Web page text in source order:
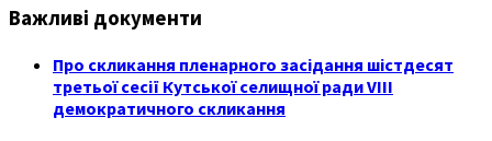
Важливі документи
Про скликання пленарного засідання шістдесят
третьої сесії Кутської селищної ради VIII
демократичного скликання